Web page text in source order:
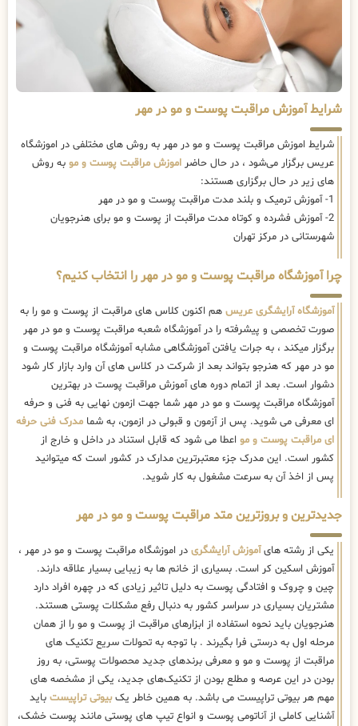
شرایط آموزش مراقبت پوست و مو در مهر
شرایط اموزش مراقبت پوست و مو در مهر به روش های مختلفی در اموزشگاه
عریس برگزار می‌شود ، در حال حاضر اموزش مراقبت پوست و مو به روش
های زیر در حال برگزاری هستند:
1- آموزش ترمیک و بلند مدت مراقبت پوست و مو در مهر
2- آموزش فشرده و کوتاه مدت مراقبت از پوست و مو برای هنرجویان
شهرستانی در مرکز تهران
چرا آموزشگاه مراقبت پوست و مو در مهر را انتخاب کنیم؟
آموزشگاه آرایشگری عریس هم اکنون کلاس های مراقبت از پوست و مو را به
صورت تخصصی و پیشرفته را در آموزشگاه شعبه مراقبت پوست و مو در مهر
برگزار میکند ، به جرات یافتن آموزشگاهی مشابه آموزشگاه مراقبت پوست و
مو در مهر که هنرجو بتواند بعد از شرکت در کلاس های آن وارد بازار کار شود
دشوار است. بعد از اتمام دوره های آموزش مراقبت پوست در بهترین
آموزشگاه مراقبت پوست و مو در مهر شما جهت ازمون نهایی به فنی و حرفه
ای معرفی می شوید. پس از آزمون و قبولی در ازمون، به شما مدرک فنی حرفه
ای مراقبت پوست و مو اعطا می شود که قابل استناد در داخل و خارج از
کشور است. این مدرک جزء معتبرترین مدارک در کشور است که میتوانید
پس از اخذ آن به سرعت مشغول به کار شوید.
جدیدترین و بروزترین متد مراقبت پوست و مو در مهر
یکی از رشته هایآموزش آرایشگری در اموزشگاه مراقبت پوست و مو در مهر ،
آموزش اسکین کر است. بسیاری از خانم ها به زیبایی بسیار علاقه دارند.
چین و چروک و افتادگی پوست به دلیل تاثیر زیادی که در چهره افراد دارد
مشتریان بسیاری در سراسر کشور به دنبال رفع مشکلات پوستی هستند.
هنرجویان باید نحوه استفاده از ابزارهای مراقبت از پوست و مو را از همان
مرحله اول به درستی فرا بگیرند . با توجه به تحولات سریع تکنیک ‌های
مراقبت از پوست و مو و معرفی برندهای جدید محصولات پوستی، به روز
بودن در این عرصه و مطلع بودن از تکنیک‌های جدید، یکی از مشخصه های
مهم هر بیوتی تراپیست می باشد. به همین خاطر یکبیوتی تراپیست باید
آشنایی کاملی از آناتومی پوست و انواع تیپ های پوستی مانند پوست خشک،